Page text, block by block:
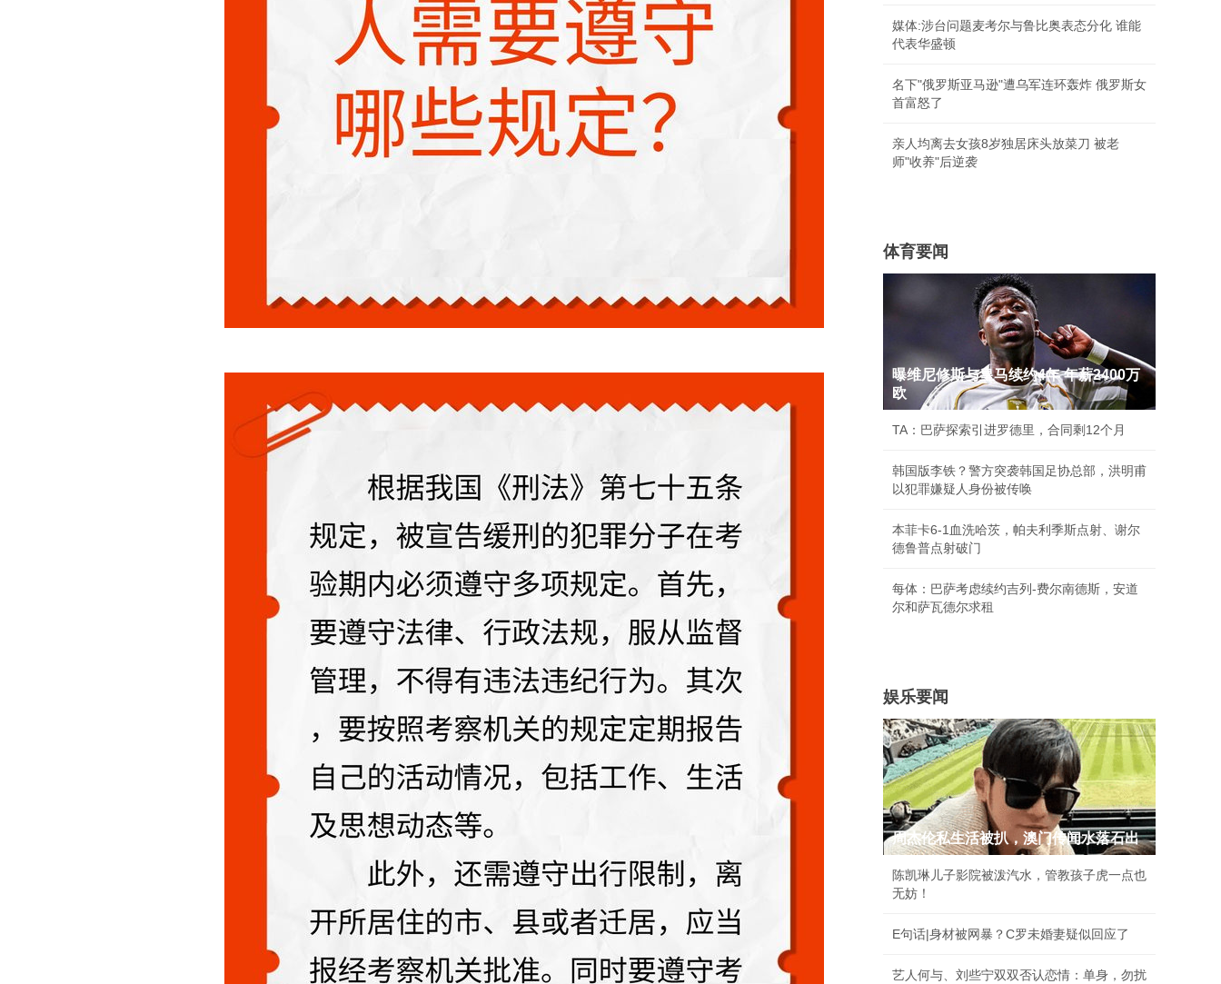
媒体:涉台问题麦考尔与鲁比奥表态分化 谁能
代表华盛顿
名下"俄罗斯亚马逊"遭乌军连环轰炸 俄罗斯女
首富怒了
亲人均离去女孩8岁独居床头放菜刀 被老
师"收养"后逆袭
体育要闻
曝维尼修斯与皇马续约4年 年薪2400万
欧
TA：巴萨探索引进罗德里，合同剩12个月
韩国版李铁？警方突袭韩国足协总部，洪明甫
以犯罪嫌疑人身份被传唤
本菲卡6-1血洗哈茨，帕夫利季斯点射、谢尔
德鲁普点射破门
每体：巴萨考虑续约吉列-费尔南德斯，安道
尔和萨瓦德尔求租
娱乐要闻
周杰伦私生活被扒，澳门传闻水落石出
陈凯琳儿子影院被泼汽水，管教孩子虎一点也
无妨！
E句话|身材被网暴？C罗未婚妻疑似回应了
艺人何与、刘些宁双双否认恋情：单身，勿扰